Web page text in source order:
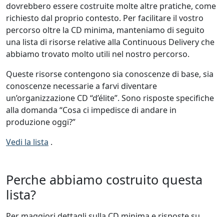
dovrebbero essere costruite molte altre pratiche, come
richiesto dal proprio contesto. Per facilitare il vostro
percorso oltre la CD minima, manteniamo di seguito
una lista di risorse relative alla Continuous Delivery che
abbiamo trovato molto utili nel nostro percorso.
Queste risorse contengono sia conoscenze di base, sia
conoscenze necessarie a farvi diventare
un’organizzazione CD “d’élite”. Sono risposte specifiche
alla domanda “Cosa ci impedisce di andare in
produzione oggi?”
Vedi la lista .
Perche abbiamo costruito questa
lista?